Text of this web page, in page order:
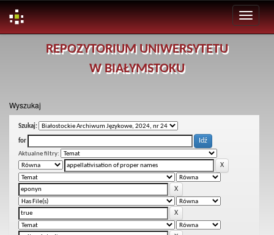
REPOZYTORIUM UNIWERSYTETU
W BIAŁYMSTOKU
Wyszukaj
Szukaj:
for
Aktualne filtry: